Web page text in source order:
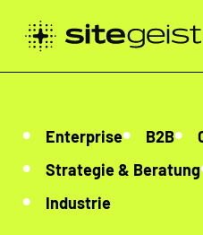
Enterprise B2B
Strategie & Beratung
Industrie